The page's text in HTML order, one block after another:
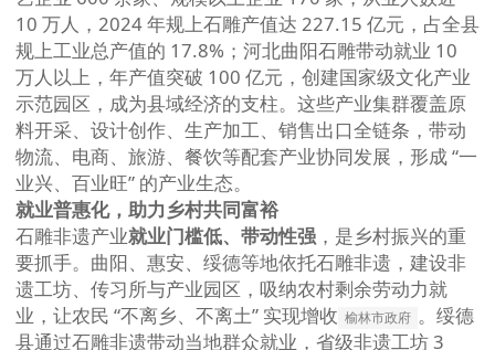
10 万人，2024 年规上石雕产值达 227.15 亿元，占全县
规上工业总产值的 17.8%；河北曲阳石雕带动就业 10
万人以上，年产值突破 100 亿元，创建国家级文化产业
示范园区，成为县域经济的支柱。这些产业集群覆盖原
料开采、设计创作、生产加工、销售出口全链条，带动
物流、电商、旅游、餐饮等配套产业协同发展，形成 “一
业兴、百业旺” 的产业生态。
就业普惠化，助力乡村共同富裕
石雕非遗产业就业门槛低、带动性强 ，是乡村振兴的重
要抓手。曲阳、惠安、绥德等地依托石雕非遗，建设非
遗工坊、传习所与产业园区，吸纳农村剩余劳动力就
业，让农民 “不离乡、不离土” 实现增收 榆林市政府 。绥德
县通过石雕非遗带动当地群众就业，省级非遗工坊 3